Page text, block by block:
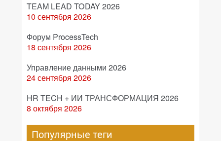
TEAM LEAD TODAY 2026
10 сентября 2026
Форум ProcessTech
18 сентября 2026
Управление данными 2026
24 сентября 2026
HR TECH + ИИ ТРАНСФОРМАЦИЯ 2026
8 октября 2026
Популярные теги